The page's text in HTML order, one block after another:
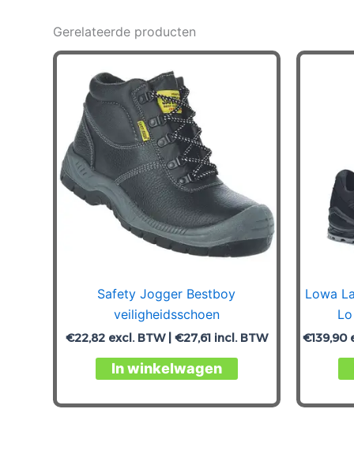
Gerelateerde producten
Safety Jogger Bestboy
veiligheidsschoen
€22,82excl. BTW | €27,61incl. BTW
In winkelwagen
Dit
product
heeft
Lowa
€139,90